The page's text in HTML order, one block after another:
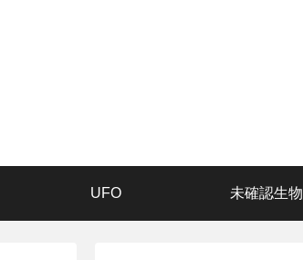
UFO 未確認生物